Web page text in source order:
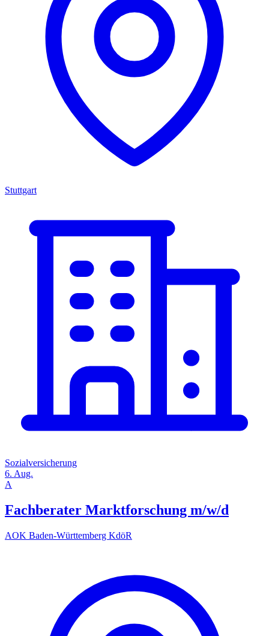
Stuttgart
Sozialversicherung
6. Aug.
A
Fachberater Marktforschung m/w/d
AOK Baden-Württemberg KdöR